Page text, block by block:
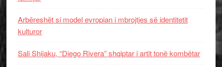
Arbëreshët si model evropian i mbrojtjes së identitetit
kulturor
Sali Shijaku, “Diego Rivera” shqiptar i artit tonë kombëtar